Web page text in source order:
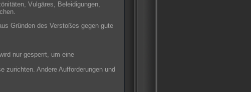
Vulgäres, Beleidigungen,
Gründen des Verstoßes gegen gute
nur gesperrt, um eine
zurichten. Andere Aufforderungen und